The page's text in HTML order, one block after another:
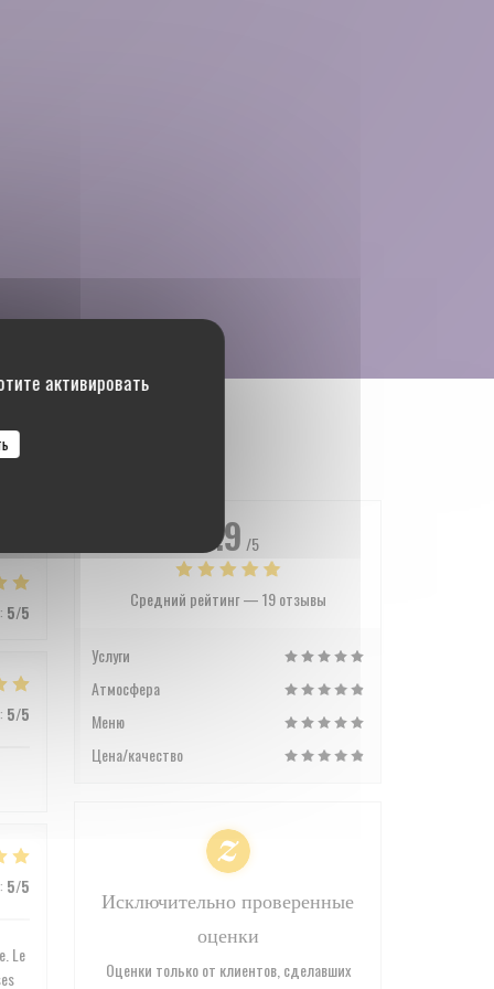
активировать
: 5/5
: 5/5
: 5/5
Le
4.9 /5
Средний рейтинг —19 отзывы
Услуги
Атмосфера
Меню
Цена/качество
Исключительно проверенные
оценки
Оценки только от клиентов, сделавших